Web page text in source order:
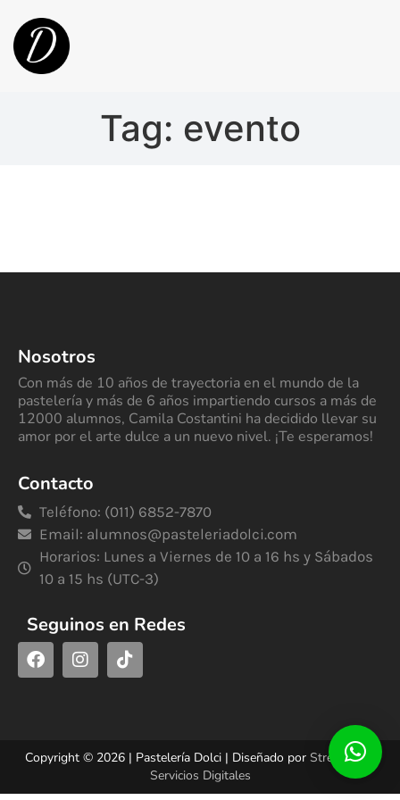
Tag: evento
Nosotros
Con más de 10 años de trayectoria en el mundo de la
pastelería y más de 6 años impartiendo cursos a más de
12000 alumnos, Camila Costantini ha decidido llevar su
amor por el arte dulce a un nuevo nivel. ¡Te esperamos!
Contacto
Teléfono: (011) 6852-7870
Email: alumnos@pasteleriadolci.com
Horarios: Lunes a Viernes de 10 a 16 hs y Sábados
10 a 15 hs (UTC-3)
Seguinos en Redes
Copyright © 2026 | Pastelería Dolci | Diseñado por StreetSud –
Servicios Digitales